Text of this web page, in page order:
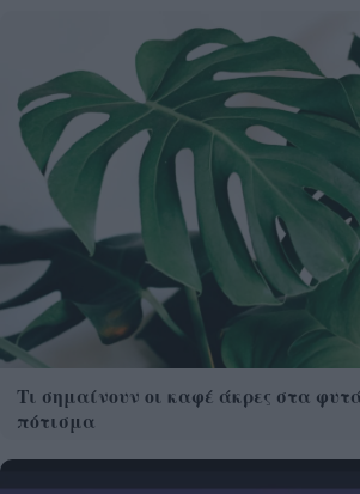
Τι σημαίνουν οι καφέ άκρες στα
πότισμα